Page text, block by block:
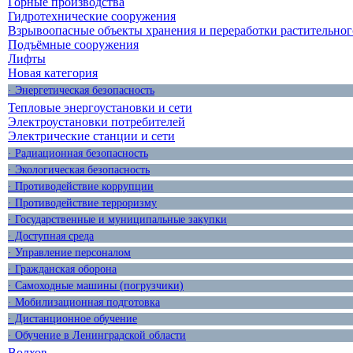
Гидротехнические сооружения
Взрывоопасные объекты хранения и переработки
Подъёмные сооружения
Лифты
Новая категория
· Энергетическая безопасность
Тепловые энергоустановки и сети
Электроустановки потребителей
Электрические станции и сети
· Радиационная безопасность
· Экологическая безопасность
· Противодействие коррупции
· Противодействие терроризму
· Государственные и муниципальные закупки
· Доступная среда
· Управление персоналом
· Гражданская оборона
· Самоходные машины (погрузчики)
· Мобилизационная подготовка
· Дистанционное обучение
· Обучение в Ленинградской области